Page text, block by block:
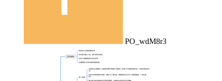
PO_wdM8r3